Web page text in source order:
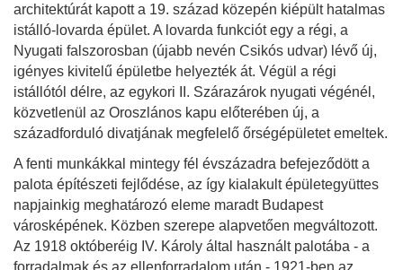
architektúrát kapott a 19. század közepén kiépült hatalmas
istálló-lovarda épület. A lovarda funkciót egy a régi, a
Nyugati falszorosban (újabb nevén Csikós udvar) lévő új,
igényes kivitelű épületbe helyezték át. Végül a régi
istállótól délre, az egykori II. Szárazárok nyugati végénél,
közvetlenül az Oroszlános kapu előterében új, a
századforduló divatjának megfelelő őrségépületet emeltek.
A fenti munkákkal mintegy fél évszázadra befejeződött a
palota építészeti fejlődése, az így kialakult épületegyüttes
napjainkig meghatározó eleme maradt Budapest
városképének. Közben szerepe alapvetően megváltozott.
Az 1918 októberéig IV. Károly által használt palotába - a
forradalmak és az ellenforradalom után - 1921-ben az